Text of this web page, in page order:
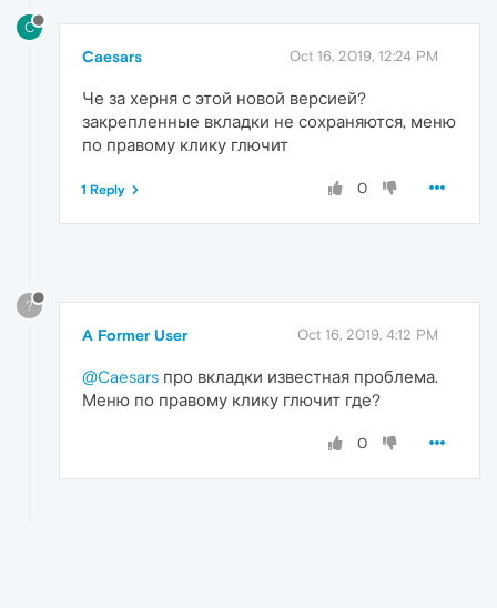
C
Caesars Oct 16, 2019, 12:24 PM
Че за херня с этой новой версией?
закрепленные вкладки не сохраняются, меню
по правому клику глючит
0
1 Reply
?
A Former User Oct 16, 2019, 4:12 PM
@Caesars про вкладки известная проблема.
Меню по правому клику глючит где?
0